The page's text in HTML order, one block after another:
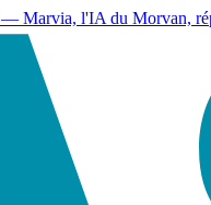
— Marvia, l'IA du Morvan,